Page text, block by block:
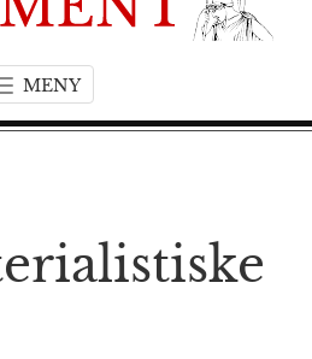
MENYT
o
a